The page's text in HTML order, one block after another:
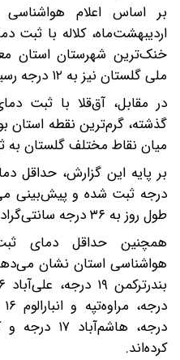
خنک‌ترین شهرستان استان
ملی گلستان نیز به ۱۲ درجه رسید.
گذشته، گرم‌ترین نقطه استان
میان نقاط مختلف گلستان به
درجه ثبت شده و پیش‌بینی
طول روز به ۳۶ درجه سانتی‌گراد برسد.
همچنین حداقل دمای
کرده‌اند.